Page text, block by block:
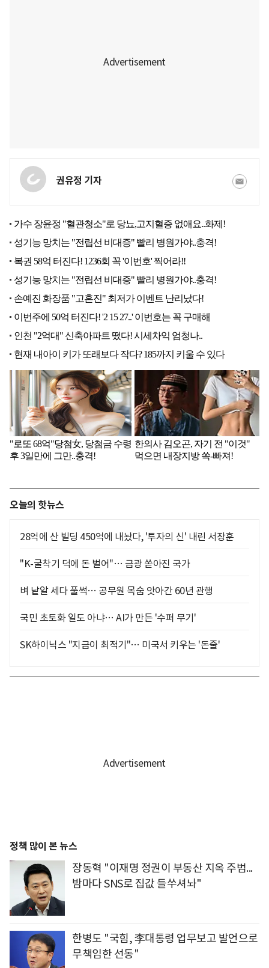
권유정 기자
오늘의 핫뉴스
28억에 산 빌딩 450억에 내놨다, '투자의 신' 내린 서장훈
"K-굴착기 덕에 돈 벌어"… 금광 쏟아진 국가
벼 낱알 세다 풀썩… 공무원 목숨 앗아간 60년 관행
국민 초토화 일도 아냐… AI가 만든 '수퍼 무기'
SK하이닉스 "지금이 최적기"… 미국서 키우는 '돈줄'
정책 많이 본 뉴스
장동혁 "이재명 정권이 부동산 지옥 주범...
밤마다 SNS로 집값 들쑤셔놔"
한병도 "국힘, 李대통령 업무보고 발언으로
무책임한 선동"